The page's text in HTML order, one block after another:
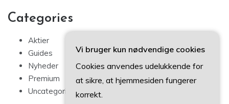
Categories
Aktier
Guides
Nyheder
Premium
Uncategorized
Vi bruger kun nødvendige cookies
Cookies anvendes udelukkende for
at sikre, at hjemmesiden fungerer
korrekt.